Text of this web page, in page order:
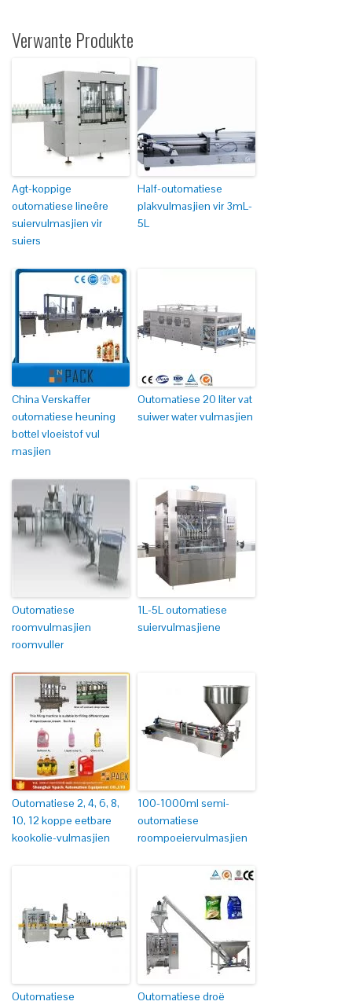
Verwante Produkte
Agt-koppige
outomatiese lineêre
suiervulmasjien vir
suiers
Half-outomatiese
plakvulmasjien vir 3mL-
5L
China Verskaffer
outomatiese heuning
bottel vloeistof vul
masjien
Outomatiese 20 liter vat
suiwer water vulmasjien
Outomatiese
roomvulmasjien
roomvuller
1L-5L outomatiese
suiervulmasjiene
Outomatiese 2, 4, 6, 8,
10, 12 koppe eetbare
kookolie-vulmasjien
100-1000ml semi-
outomatiese
roompoeiervulmasjien
Outomatiese
Outomatiese droë